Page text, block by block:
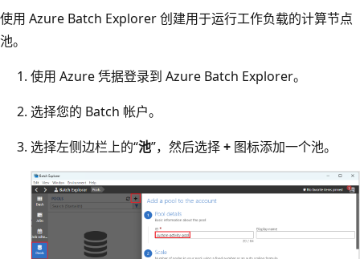
使用 Azure Batch Explorer 创建用于运行工作负载的计算节点
池。
使用 Azure 凭据登录到 Azure Batch Explorer。
选择您的 Batch 帐户。
选择左侧边栏上的“池”，然后选择+ 图标添加一个池。